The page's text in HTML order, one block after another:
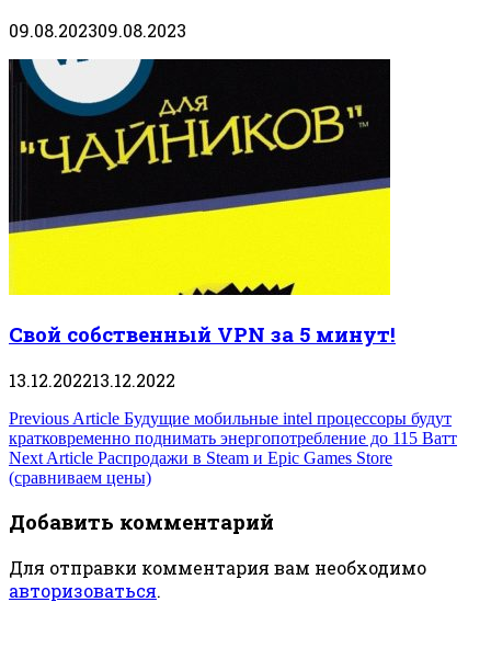
09.08.202309.08.2023
Свой собственный VPN за 5 минут!
13.12.202213.12.2022
Навигация
по
записям
Previous Article Будущие мобильные intel процессоры будут
кратковременно поднимать энергопотребление до 115 Ватт
Next Article Распродажи в Steam и Epic Games Store
(сравниваем цены)
Добавить комментарий
Для отправки комментария вам необходимо
авторизоваться.